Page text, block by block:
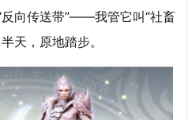
向传送带”——我管它叫“社畜
天，原地踏步。